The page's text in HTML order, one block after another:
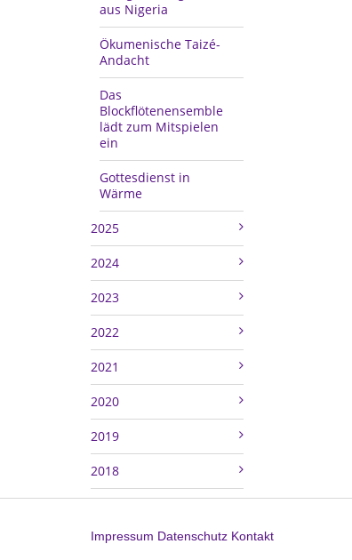
aus Nigeria
Ökumenische Taizé-
Andacht
Das
Blockflötenensemble
lädt zum Mitspielen
ein
Gottesdienst in
Wärme
2025
2024
2023
2022
2021
2020
2019
2018
Impressum Datenschutz Kontakt